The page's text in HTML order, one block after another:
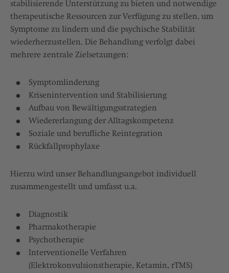
stabilisierende Unterstützung zu bieten und notwendige
therapeutische Ressourcen zur Verfügung zu stellen, um
Symptome zu lindern und die psychische Stabilität
wiederherzustellen. Die Behandlung verfolgt dabei
mehrere zentrale Zielsetzungen:
Symptomlinderung
Krisenintervention und Stabilisierung
Aufbau von Bewältigungsstrategien
Wiedererlangung der Alltagskompetenz
Soziale und berufliche Reintegration
Rückfallprophylaxe
Hierzu wird unser Behandlungsangebot individuell
zusammengestellt und umfasst u.a.
Diagnostik
Pharmakotherapie
Psychotherapie
Interventionelle Verfahren
(Elektrokonvulsionstherapie, Ketamin, rTMS)